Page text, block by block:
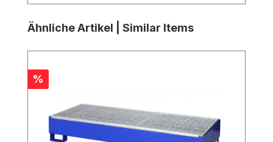
Produktgalerie überspringen
Ähnliche Artikel | Similar Items
Rabatt
%